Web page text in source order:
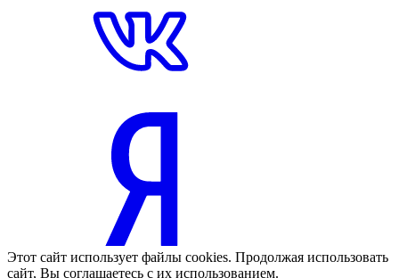
Этот сайт использует файлы cookies. Продолжая использовать
сайт, Вы соглашаетесь с их использованием.